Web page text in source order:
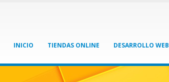
INICIO TIENDAS ONLINE DESARROLLO WEB